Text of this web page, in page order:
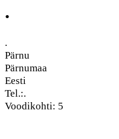
.
.
Pärnu
Pärnumaa
Eesti
Tel.:.
Voodikohti: 5